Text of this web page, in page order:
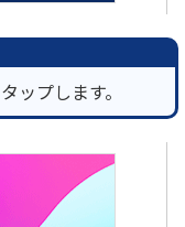
ップします。